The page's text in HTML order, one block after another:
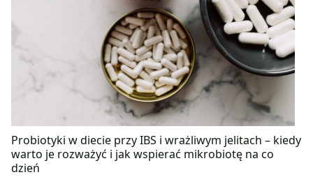
Probiotyki w diecie przy IBS i wrażliwym jelitach – kiedy
warto je rozważyć i jak wspierać mikrobiotę na co
dzień